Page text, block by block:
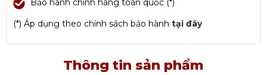
Bảo hành chính hãng toàn quốc (*)
(*) Áp dụng theo chính sách bảo hành tại đây
Thông tin sản phẩm